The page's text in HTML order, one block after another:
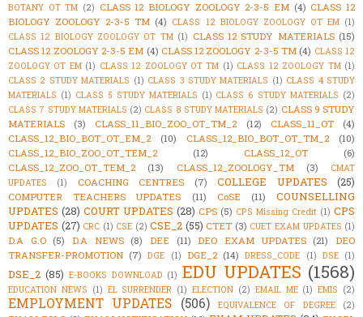
BOTANY OT TM (2) CLASS 12 BIOLOGY ZOOLOGY 2-3-5 EM (4) CLASS 12
BIOLOGY ZOOLOGY 2-3-5 TM (4) CLASS 12 BIOLOGY ZOOLOGY OT EM (1)
CLASS 12 BIOLOGY ZOOLOGY OT TM (1) CLASS 12 STUDY MATERIALS (15)
CLASS 12 ZOOLOGY 2-3-5 EM (4) CLASS 12 ZOOLOGY 2-3-5 TM (4) CLASS 12
ZOOLOGY OT EM (1) CLASS 12 ZOOLOGY OT TM (1) CLASS 12 ZOOLOGY TM (1)
CLASS 2 STUDY MATERIALS (1) CLASS 3 STUDY MATERIALS (1) CLASS 4 STUDY
MATERIALS (1) CLASS 5 STUDY MATERIALS (1) CLASS 6 STUDY MATERIALS (2)
CLASS 7 STUDY MATERIALS (2) CLASS 8 STUDY MATERIALS (2) CLASS 9 STUDY
MATERIALS
(3) CLASS_11_BIO_ZOO_OT_TM_2 (12) CLASS_11_OT
(4)
CLASS_12_BIO_BOT_OT_EM_2
(10) CLASS_12_BIO_BOT_OT_TM_2
(10)
CLASS_12_BIO_ZOO_OT_TEM_2
(12) CLASS_12_OT
(6)
CLASS_12_ZOO_OT_TEM_2
(13) CLASS_12_ZOOLOGY_TM (3)
CMAT
UPDATES
(1) COACHING CENTRES (7) COLLEGE UPDATES (25)
COMPUTER TEACHERS UPDATES (11) CoSE (11)
COUNSELLING
UPDATES (28) COURT UPDATES (28) CPS (5) CPS Missing Credit (1) CPS
UPDATES (27) CRC (1) CSE (2) CSE_2 (55) CTET (3) CUET EXAM UPDATES (1)
D.A G.O (5) D.A NEWS (8) DEE (11) DEO EXAM UPDATES (21)
DEO
TRANSFER-PROMOTION (7) DGE (1) DGE_2 (14) DRESS_CODE (1) DSE (1)
DSE_2 (85) E-BOOKS DOWNLOAD (1) EDU UPDATES (1568)
EDUCATION NEWS (1) EL SURRENDER (1) ELECTION (2) EMAIL ME (1) EMIS (2)
EMPLOYMENT UPDATES (506) EQUIVALENCE OF DEGREE (2)